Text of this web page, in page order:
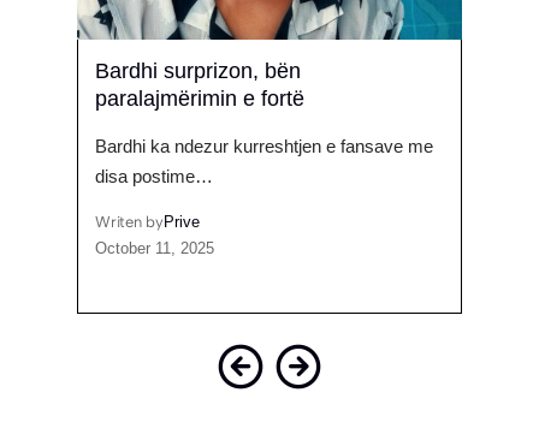
Bardhi surprizon, bën
paralajmërimin e fortë
Bardhi ka ndezur kurreshtjen e fansave me
disa postime…
Writen byPrive
October 11, 2025